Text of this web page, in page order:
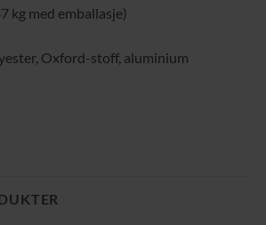
kg med emballasje)
Oxford-stoff, aluminium